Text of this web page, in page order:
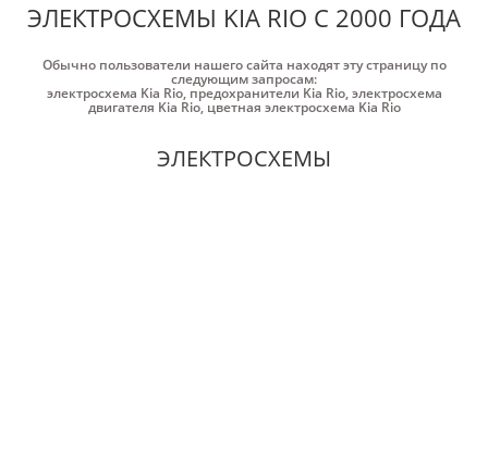
ЭЛЕКТРОСХЕМЫ KIA RIO С 2000 ГОДА
Обычно пользователи нашего сайта находят эту страницу по
следующим запросам:
электросхема Kia Rio, предохранители Kia Rio,электросхема
двигателя Kia Rio, цветная электросхема Kia Rio
ЭЛЕКТРОСХЕМЫ